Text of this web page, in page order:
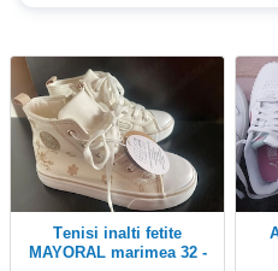
Tenisi inalti fetite
MAYORAL marimea 32 -